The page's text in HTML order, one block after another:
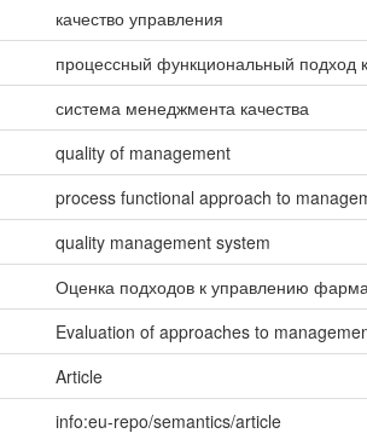
качество управления
процессный функциональный подход
система менеджмента качества
quality of management
process functional approach to
quality management system
Оценка подходов к управлению
Evaluation of approaches to
Article
info:eu-repo/semantics/article